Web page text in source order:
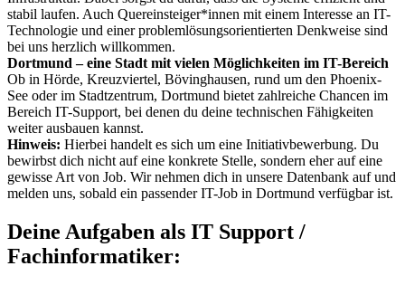
stabil laufen. Auch Quereinsteiger*innen mit einem Interesse an IT-
Technologie und einer problemlösungsorientierten Denkweise sind
bei uns herzlich willkommen.
Dortmund – eine Stadt mit vielen Möglichkeiten im IT-Bereich
Ob in Hörde, Kreuzviertel, Bövinghausen, rund um den Phoenix-
See oder im Stadtzentrum, Dortmund bietet zahlreiche Chancen im
Bereich IT-Support, bei denen du deine technischen Fähigkeiten
weiter ausbauen kannst.
Hinweis: Hierbei handelt es sich um eine Initiativbewerbung. Du
bewirbst dich nicht auf eine konkrete Stelle, sondern eher auf eine
gewisse Art von Job. Wir nehmen dich in unsere Datenbank auf und
melden uns, sobald ein passender IT-Job in Dortmund verfügbar ist.
Deine Aufgaben als IT Support /
Fachinformatiker: